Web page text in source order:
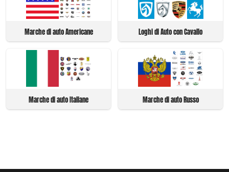
Marche di auto Americane Loghi di Auto con Cavallo
Marche di auto Italiane Marche di auto Russo